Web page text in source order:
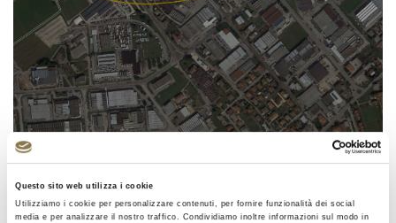
Questo sito web utilizza i cookie
Utilizziamo i cookie per personalizzare contenuti, per fornire funzionalità dei social
media e per analizzare il nostro traffico. Condividiamo inoltre informazioni sul modo in
Torna a tutti i progetti